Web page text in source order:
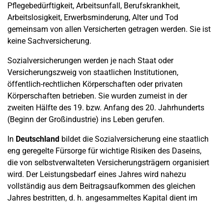
Pflegebedürftigkeit, Arbeitsunfall, Berufskrankheit,
Arbeitslosigkeit, Erwerbsminderung, Alter und Tod
gemeinsam von allen Versicherten getragen werden. Sie ist
keine Sachversicherung.
Sozialversicherungen werden je nach Staat oder
Versicherungszweig von staatlichen Institutionen,
öffentlich-rechtlichen Körperschaften oder privaten
Körperschaften betrieben. Sie wurden zumeist in der
zweiten Hälfte des 19. bzw. Anfang des 20. Jahrhunderts
(Beginn der Großindustrie) ins Leben gerufen.
In Deutschland bildet die Sozialversicherung eine staatlich
eng geregelte Fürsorge für wichtige Risiken des Daseins,
die von selbstverwalteten Versicherungsträgern organisiert
wird. Der Leistungsbedarf eines Jahres wird nahezu
vollständig aus dem Beitragsaufkommen des gleichen
Jahres bestritten, d. h. angesammeltes Kapital dient im